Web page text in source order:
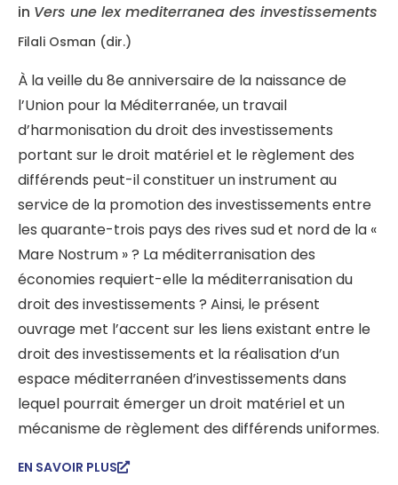
in Vers une lex mediterranea des investissements
Filali Osman (dir.)
À la veille du 8e anniversaire de la naissance de
l’Union pour la Méditerranée, un travail
d’harmonisation du droit des investissements
portant sur le droit matériel et le règlement des
différends peut-il constituer un instrument au
service de la promotion des investissements entre
les quarante-trois pays des rives sud et nord de la «
Mare Nostrum » ? La méditerranisation des
économies requiert-elle la méditerranisation du
droit des investissements ? Ainsi, le présent
ouvrage met l’accent sur les liens existant entre le
droit des investissements et la réalisation d’un
espace méditerranéen d’investissements dans
lequel pourrait émerger un droit matériel et un
mécanisme de règlement des différends uniformes.
EN SAVOIR PLUS